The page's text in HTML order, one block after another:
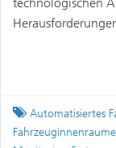
Tagged
Automatisiertes